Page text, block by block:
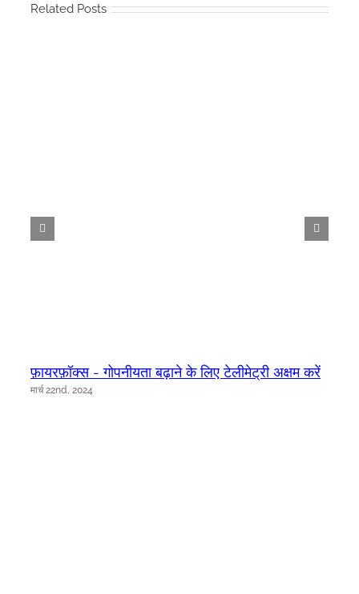
Related Posts
फ़ायरफ़ॉक्स - गोपनीयता बढ़ाने के लिए टेलीमेट्री अक्षम करें
मार्च 22nd, 2024